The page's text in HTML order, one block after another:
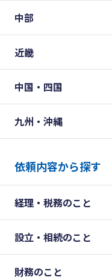
中部
近畿
中国・四国
九州・沖縄
依頼内容から探す
経理・税務のこと
設立・相続のこと
財務のこと